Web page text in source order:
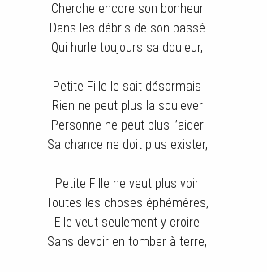
Cherche encore son bonheur
Dans les débris de son passé
Qui hurle toujours sa douleur,
Petite Fille le sait désormais
Rien ne peut plus la soulever
Personne ne peut plus l’aider
Sa chance ne doit plus exister,
Petite Fille ne veut plus voir
Toutes les choses éphémères,
Elle veut seulement y croire
Sans devoir en tomber à terre,